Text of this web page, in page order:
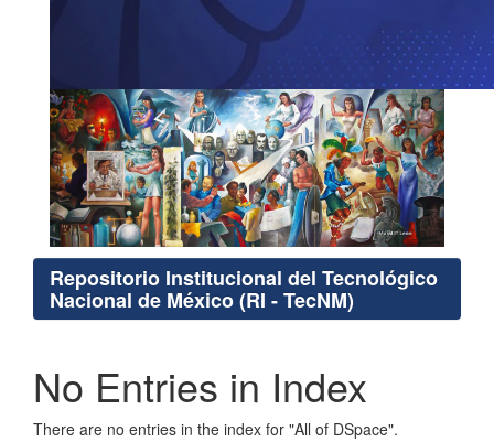
Repositorio Institucional del Tecnológico
Nacional de México (RI - TecNM)
No Entries in Index
There are no entries in the index for "All of DSpace".